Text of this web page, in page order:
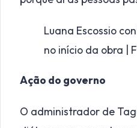
Luana Escossio
no início da obra |
Ação do governo
O administrador de